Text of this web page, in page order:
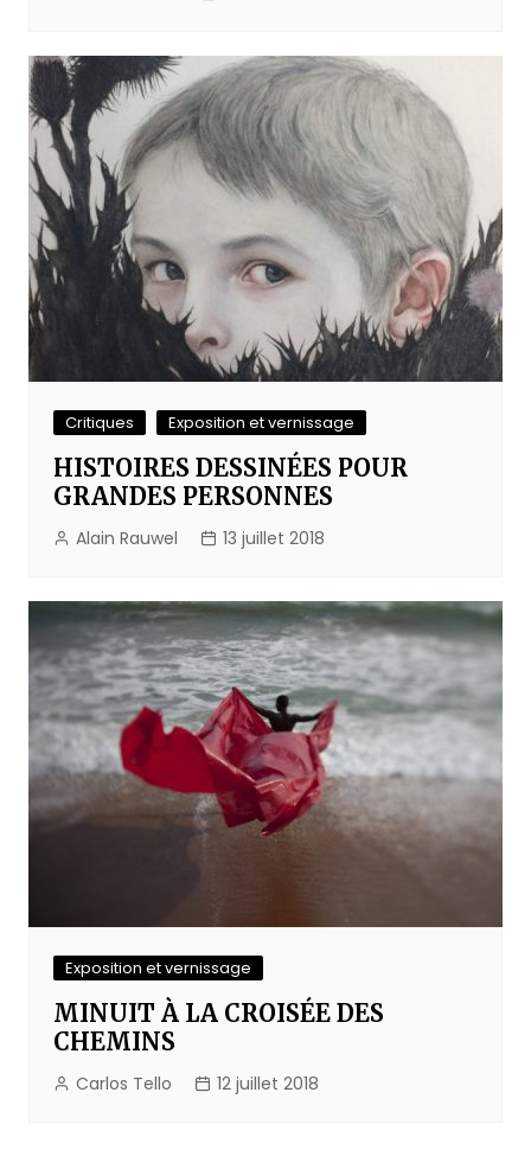
Critiques Exposition et vernissage
HISTOIRES DESSINÉES POUR
GRANDES PERSONNES
Alain Rauwel 13 juillet 2018
Exposition et vernissage
MINUIT À LA CROISÉE DES
CHEMINS
Carlos Tello 12 juillet 2018